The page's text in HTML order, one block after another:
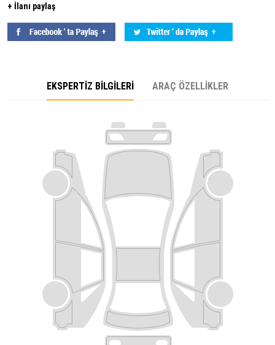
+ İlanı paylaş
EKSPERTİZ BİLGİLERİ ARAÇ ÖZELLİKLER